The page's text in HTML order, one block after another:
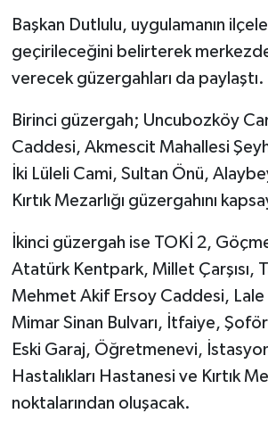
Başkan Dutlulu, uygulamanın
geçirileceğini belirterek
verecek güzergahları da paylaştı.
Birinci güzergah; Uncubozköy
Caddesi, Akmescit Mahallesi
İki Lüleli Cami, Sultan Önü,
Kırtık Mezarlığı güzergahını
İkinci güzergah ise TOKİ 2,
Atatürk Kentpark, Millet Çarşısı,
Mehmet Akif Ersoy Caddesi, Lale
Mimar Sinan Bulvarı, İtfaiye,
Eski Garaj, Öğretmenevi,
Hastalıkları Hastanesi ve Kırtık
noktalarından oluşacak.